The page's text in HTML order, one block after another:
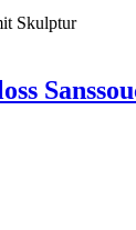
Skulptur